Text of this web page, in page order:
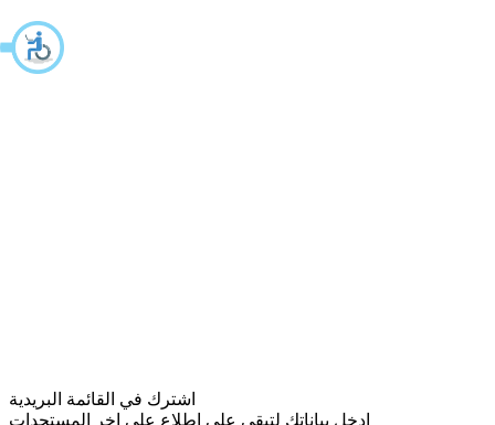
اشترك في القائمة البريدية
ادخل بياناتك لتبقى على اطلاع على اخر المستجدات